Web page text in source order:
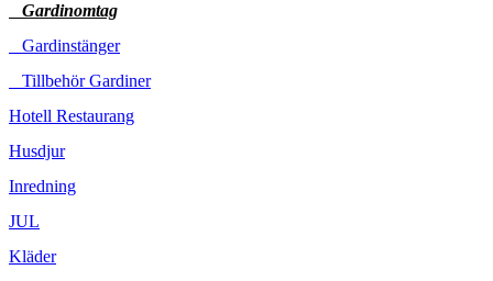
Gardinomtag
Gardinstänger
Tillbehör Gardiner
Hotell Restaurang
Husdjur
Inredning
JUL
Kläder